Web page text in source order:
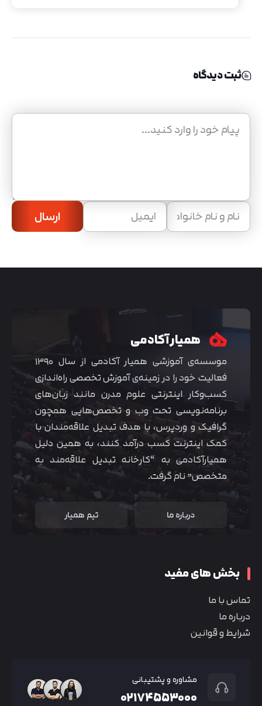
ثبت دیدگاه
ارسال
همیار آکادمی
موسسه‌ی آموزشی همیار آکادمی از سال ۱۳۹۰
فعالیت خود را در زمینه‌ی آموزش تخصصی راه‌اندازی
کسب‌و‌کار اینترنتی علوم مدرن مانند زبان‌های
برنامه‌نویسی تحت وب و تخصص‌هایی همچون
گرافیک و وردپرس، با هدف تبدیل علاقه‌مندان با
کمک اینترنت کسب درآمد کنند، به همین دلیل
همیارآکادمی به “کارخانه تبدیل علاقه‌مند به
متخصص” نام گرفت.
درباره ما تیم همیار
بخش های مفید
تماس با ما
درباره ما
شرایط و قوانین
مشاوره و پشتیبانی
۰۲۱۷۴۵۵۳۰۰۰